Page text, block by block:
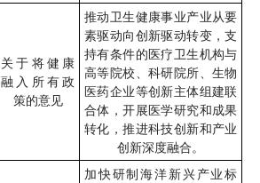
关于将健康
融入所有政
策的意见
推动卫生健康事业产业从要
素驱动向创新驱动转变，支
持有条件的医疗卫生机构与
高等院校、科研院所、生物
医药企业等创新主体组建联
合体，开展医学研究和成果
转化，推进科技创新和产业
创新深度融合。
加快研制海洋新兴产业标